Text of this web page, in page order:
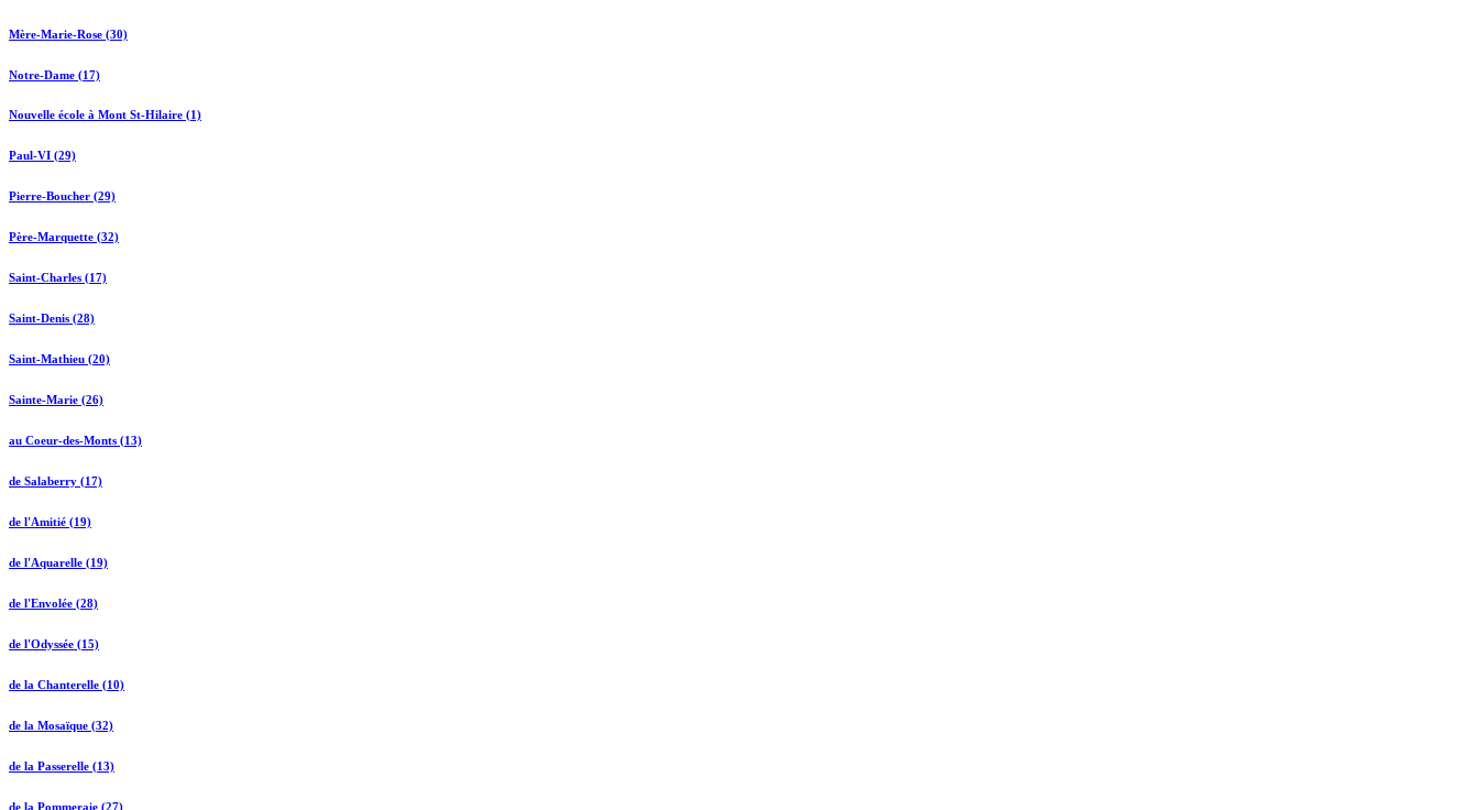
Mère-Marie-Rose (30)
Notre-Dame (17)
Nouvelle école à Mont St-Hilaire (1)
Paul-VI (29)
Pierre-Boucher (29)
Père-Marquette (32)
Saint-Charles (17)
Saint-Denis (28)
Saint-Mathieu (20)
Sainte-Marie (26)
au Coeur-des-Monts (13)
de Salaberry (17)
de l'Amitié (19)
de l'Aquarelle (19)
de l'Envolée (28)
de l'Odyssée (15)
de la Chanterelle (10)
de la Mosaïque (32)
de la Passerelle (13)
de la Pommeraie (27)